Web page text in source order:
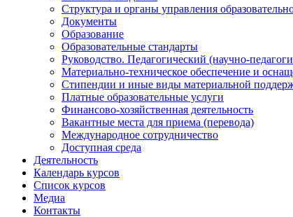
Структура и органы управления
Документы
Образование
Образовательные стандарты
Руководство. Педагогический (научно-
Материально-техническое обеспечение и
Стипендии и иные виды материальной
Платные образовательные услуги
Финансово-хозяйственная деятельность
Вакантные места для приема (перевода)
Международное сотрудничество
Доступная среда
Деятельность
Календарь курсов
Список курсов
Медиа
Контакты